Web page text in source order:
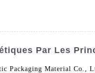
Par Les
Packaging Material Co.,